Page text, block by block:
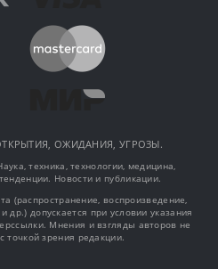
ОЖИДАНИЯ, УГРОЗЫ.
техника, технологии, медицина,
Новости и публикации.
(распространение, воспроизведение,
др.) допускается при условии указания
Мнения и взгляды авторов не
точкой зрения редакции.